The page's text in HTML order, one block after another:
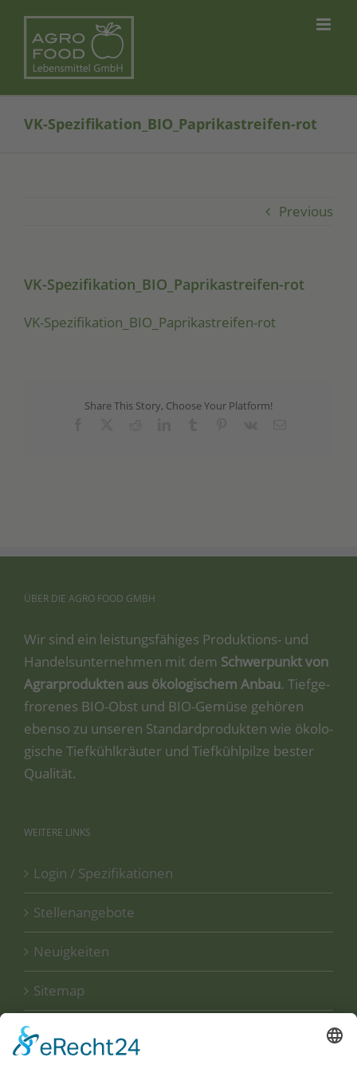
content
VK-Spezifikation_BIO_Paprikastreifen-rot
Previous
VK-Spezifikation_BIO_Paprikastreifen-rot
VK-Spe­zi­fi­ka­ti­on_­BIO­_­Pa­pri­ka­strei­fen-rot
Share This Story, Choose Your Platform!
ÜBER DIE AGRO FOOD GMBH
Wir sind ein leis­tungs­fä­hi­ges Pro­duk­ti­ons- und
Han­dels­un­ter­neh­men mit dem Schwer­punkt von
Agrar­pro­duk­ten aus öko­lo­gi­schem Anbau. Tief­ge­
fro­re­nes BIO-Obst und BIO-Gemü­se gehö­ren
eben­so zu unse­ren Stan­dard­pro­duk­ten wie öko­lo­
gi­sche Tief­kühl­kräu­ter und Tief­kühl­pil­ze bes­ter
Qualität.
WEITERE LINKS
Login / Spezifikationen
Stellenangebote
Neuigkeiten
Sitemap
Disclaimer